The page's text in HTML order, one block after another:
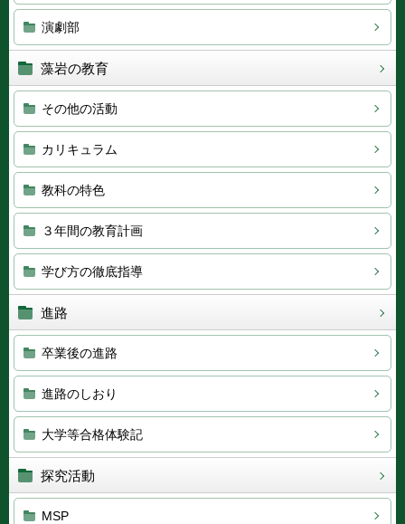
演劇部
藻岩の教育
その他の活動
カリキュラム
教科の特色
３年間の教育計画
学び方の徹底指導
進路
卒業後の進路
進路のしおり
大学等合格体験記
探究活動
MSP